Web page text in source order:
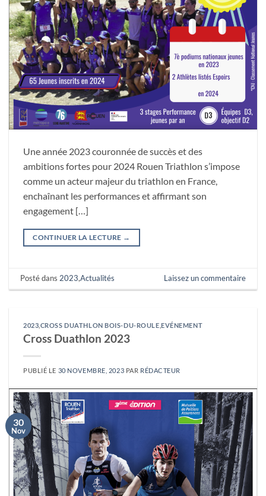
Une année 2023 couronnée de succès et des
ambitions fortes pour 2024 Rouen Triathlon s’impose
comme un acteur majeur du triathlon en France,
enchaînant les performances et affirmant son
engagement […]
CONTINUER LA LECTURE →
Posté dans 2023,Actualités Laissez un commentaire
2023 CROSS DUATHLON BOIS-DU-ROULE ,EVÉNEMENT
Cross Duathlon 2023
PUBLIÉ LE 30 NOVEMBRE, 2023 PAR RÉDACTEUR
30
Nov